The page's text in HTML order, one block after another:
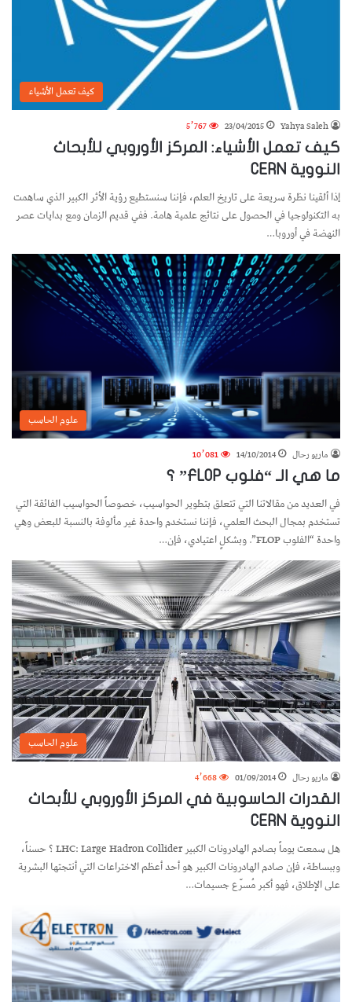
كيف تعمل الأشياء
Yahya Saleh
23/04/2015
5٬767
كيف تعمل الأشياء: المركز الأوروبي للأبحاث
النووية CERN
إذا ألقينا نظرة سريعة على تاريخ العلم، فإننا سنستطيع رؤية الأثر الكبير الذي ساهمت
به التكنولوجيا في الحصول على نتائج علمية هامة. ففي قديم الزمان ومع بدايات عصر
النهضة في أوروبا…
علوم الحاسب
ماريو رحال 14/10/2014
10٬081
ما هي الـ “فلوب FLOP” ؟
في العديد من مقالاتنا التي تتعلق بتطوير الحواسيب، خصوصاً الحواسيب الفائقة التي
تستخدم بمجال البحث العلمي، فإننا نستخدم واحدة غير مألوفة بالنسبة للبعض وهي
واحدة “الفلوب FLOP”. وبشكلٍ اعتيادي، فإن…
علوم الحاسب
ماريو رحال 01/09/2014
4٬668
القدرات الحاسوبية في المركز الأوروبي للأبحاث
النووية CERN
هل سمعت يوماً بصادم الهادرونات الكبير LHC: Large Hadron Collider ؟ حسناً،
وببساطة، فإن صادم الهادرونات الكبير هو أحد أعظم الاختراعات التي أنتجتها البشرية
على الإطلاق، فهو أكبر مُسرّع جسيمات…